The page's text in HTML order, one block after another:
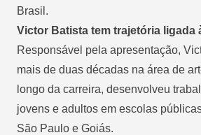
Brasil.
Victor Batista tem trajetória ligada
Responsável pela apresentação,
mais de duas décadas na área de
longo da carreira, desenvolveu
jovens e adultos em escolas
São Paulo e Goiás.